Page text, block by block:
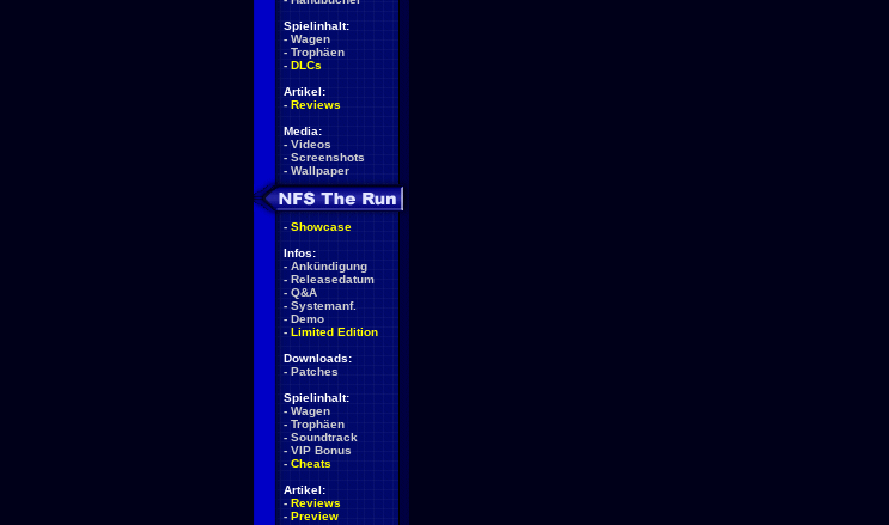
Spielinhalt:
- Wagen
- Trophäen
- DLCs
Artikel:
- Reviews
Media:
- Videos
- Screenshots
- Wallpaper
- Showcase
Infos:
- Ankündigung
- Releasedatum
- Q&A
- Systemanf.
- Demo
- Limited Edition
Downloads:
- Patches
Spielinhalt:
- Wagen
- Trophäen
- Soundtrack
- VIP Bonus
- Cheats
Artikel:
- Reviews
- Preview